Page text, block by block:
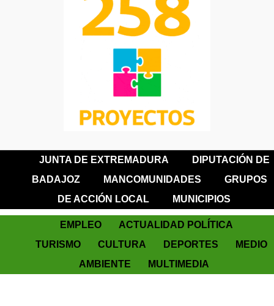
JUNTA DE EXTREMADURA
DIPUTACIÓN DE
BADAJOZ
MANCOMUNIDADES
GRUPOS
DE ACCIÓN LOCAL
MUNICIPIOS
EMPLEO
ACTUALIDAD POLÍTICA
TURISMO
CULTURA DEPORTES
MEDIO
AMBIENTE
MULTIMEDIA